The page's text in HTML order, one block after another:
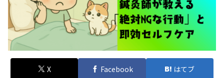
X Facebook はてブ